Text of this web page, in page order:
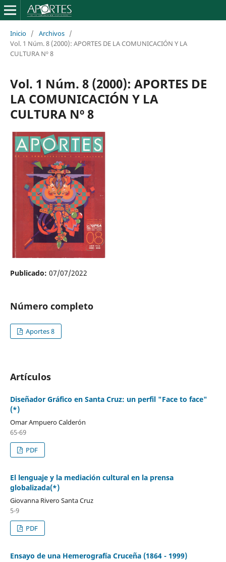
Inicio / Archivos /
Vol. 1 Núm. 8 (2000): APORTES DE LA COMUNICACIÓN Y LA
CULTURA Nº 8
Vol. 1 Núm. 8 (2000): APORTES DE
LA COMUNICACIÓN Y LA
CULTURA Nº 8
Publicado: 07/07/2022
Número completo
Aportes 8
Artículos
Diseñador Gráfico en Santa Cruz: un perfil "Face to face"
(*)
Omar Ampuero Calderón
65-69
PDF
El lenguaje y la mediación cultural en la prensa
globalizada(*)
Giovanna Rivero Santa Cruz
5-9
PDF
Ensayo de una Hemerografía Cruceña (1864 - 1999)